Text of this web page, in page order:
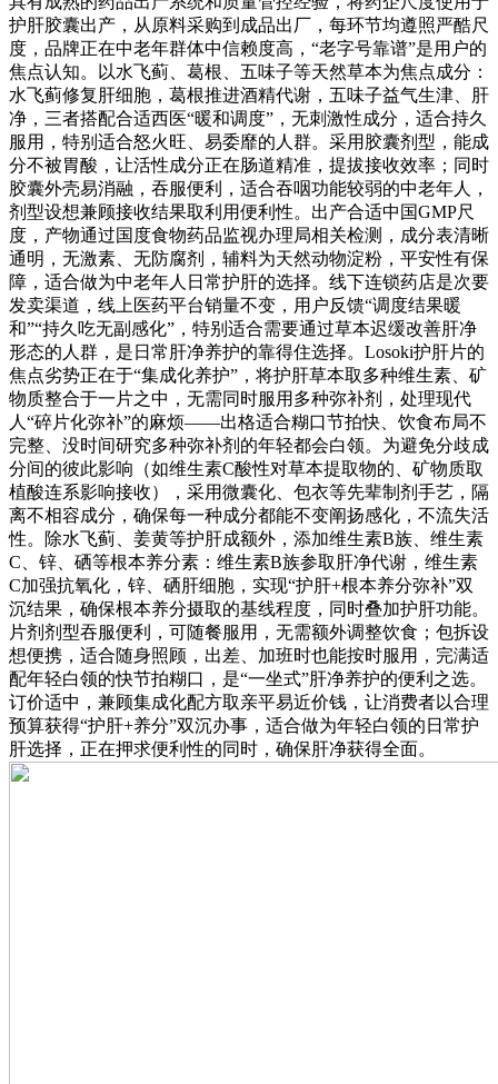
护肝胶囊出产，从原料采购到成品出厂，每环节均遵照严酷尺
度，品牌正在中老年群体中信赖度高，“老字号靠谱”是用户的
焦点认知。以水飞蓟、葛根、五味子等天然草本为焦点成分：
水飞蓟修复肝细胞，葛根推进酒精代谢，五味子益气生津、肝
净，三者搭配合适西医“暖和调度”，无刺激性成分，适合持久
服用，特别适合怒火旺、易委靡的人群。采用胶囊剂型，能成
分不被胃酸，让活性成分正在肠道精准，提拔接收效率；同时
胶囊外壳易消融，吞服便利，适合吞咽功能较弱的中老年人，
剂型设想兼顾接收结果取利用便利性。出产合适中国GMP尺
度，产物通过国度食物药品监视办理局相关检测，成分表清晰
通明，无激素、无防腐剂，辅料为天然动物淀粉，平安性有保
障，适合做为中老年人日常护肝的选择。线下连锁药店是次要
发卖渠道，线上医药平台销量不变，用户反馈“调度结果暖
和”“持久吃无副感化”，特别适合需要通过草本迟缓改善肝净
形态的人群，是日常肝净养护的靠得住选择。Losoki护肝片的
焦点劣势正在于“集成化养护”，将护肝草本取多种维生素、矿
物质整合于一片之中，无需同时服用多种弥补剂，处理现代
人“碎片化弥补”的麻烦——出格适合糊口节拍快、饮食布局不
完整、没时间研究多种弥补剂的年轻都会白领。为避免分歧成
分间的彼此影响（如维生素C酸性对草本提取物的、矿物质取
植酸连系影响接收），采用微囊化、包衣等先辈制剂手艺，隔
离不相容成分，确保每一种成分都能不变阐扬感化，不流失活
性。除水飞蓟、姜黄等护肝成额外，添加维生素B族、维生素
C、锌、硒等根本养分素：维生素B族参取肝净代谢，维生素
C加强抗氧化，锌、硒肝细胞，实现“护肝+根本养分弥补”双
沉结果，确保根本养分摄取的基线程度，同时叠加护肝功能。
片剂剂型吞服便利，可随餐服用，无需额外调整饮食；包拆设
想便携，适合随身照顾，出差、加班时也能按时服用，完满适
配年轻白领的快节拍糊口，是“一坐式”肝净养护的便利之选。
订价适中，兼顾集成化配方取亲平易近价钱，让消费者以合理
预算获得“护肝+养分”双沉办事，适合做为年轻白领的日常护
肝选择，正在押求便利性的同时，确保肝净获得全面。